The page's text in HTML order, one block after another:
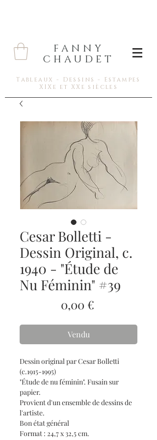
FANNY
CHAUDET
Tableaux - Dessins - Estampes
XIXe et XXe siècles
Cesar Bolletti -
Dessin Original, c.
1940 - "Étude de
Nu Féminin" #39
0,00 €Prix
Vendu
Dessin original par Cesar Bolletti
(c.1915-1995)
"Étude de nu féminin". Fusain sur
papier.
Provient d'un ensemble de dessins de
l'artiste.
Bon état général
Format : 24,7 x 32,5 cm.